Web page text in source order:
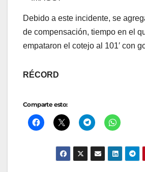
Debido a este incidente, se
de compensación, tiempo en el
empataron el cotejo al 101′ con
RÉCORD
Comparte esto: